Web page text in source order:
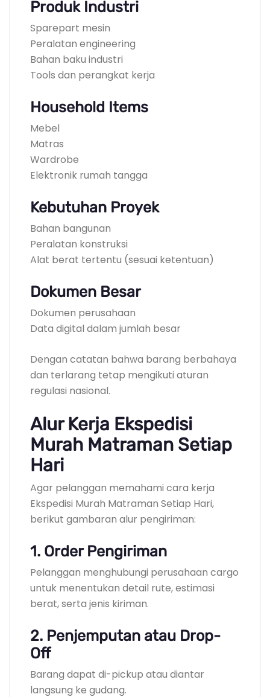
Produk Industri
Sparepart mesin
Peralatan engineering
Bahan baku industri
Tools dan perangkat kerja
Household Items
Mebel
Matras
Wardrobe
Elektronik rumah tangga
Kebutuhan Proyek
Bahan bangunan
Peralatan konstruksi
Alat berat tertentu (sesuai ketentuan)
Dokumen Besar
Dokumen perusahaan
Data digital dalam jumlah besar
Dengan catatan bahwa barang berbahaya
dan terlarang tetap mengikuti aturan
regulasi nasional.
Alur Kerja Ekspedisi
Murah Matraman Setiap
Hari
Agar pelanggan memahami cara kerja
Ekspedisi Murah Matraman Setiap Hari,
berikut gambaran alur pengiriman:
1. Order Pengiriman
Pelanggan menghubungi perusahaan cargo
untuk menentukan detail rute, estimasi
berat, serta jenis kiriman.
2. Penjemputan atau Drop-
Off
Barang dapat di-pickup atau diantar
langsung ke gudang.